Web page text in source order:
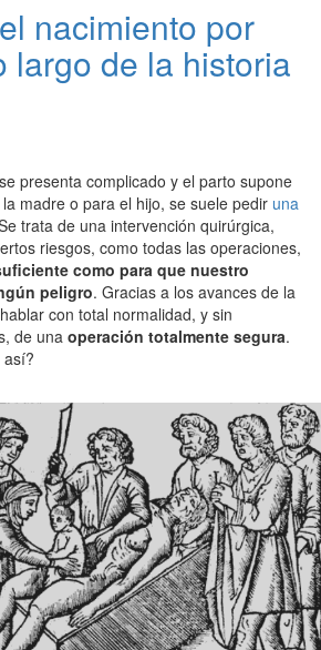
nacimiento por
largo de la historia
presenta complicado y el parto supone
madre o para el hijo, se suele pedir una
trata de una intervención quirúrgica,
riesgos, como todas las operaciones,
como para que nuestro
peligro. Gracias a los avances de la
con total normalidad, y sin
de una operación totalmente segura.
así?